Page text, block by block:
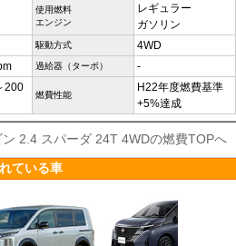
使用燃料
エンジン
レギュラー
ガソリン
駆動方式 4WD
過給器（ターボ） -
200
燃費性能
H22年度燃費基準
+5%達成
2.4 スパーダ 24T 4WDの燃費TOPへ
ている車